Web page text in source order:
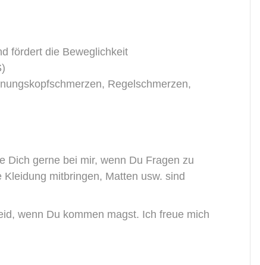
fördert die Beweglichkeit
Regelschmerzen,
Dich gerne bei mir, wenn Du Fragen zu
mitbringen, Matten usw. sind
wenn Du kommen magst. Ich freue mich